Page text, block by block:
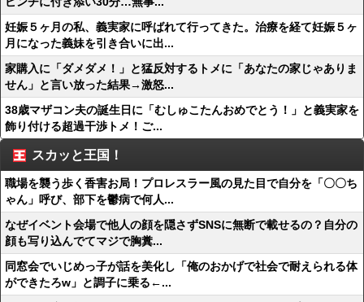
妊娠５ヶ月の私、義実家に呼ばれて行ってきた。治療を経て妊娠５ヶ
月になった義妹を引き合いに出...
家購入に「ダメダメ！」と猛反対するトメに「あなたの家じゃありま
せん」と言い放った結果→激怒...
38歳マザコン夫の誕生日に「むしゅこたんおめでとう！」と義実家を
飾り付ける超過干渉トメ！ご...
スカッと王国！
職場を襲う歩く香害お局！プロレスラー風の見た目で自分を「〇〇ち
ゃん」呼び、部下を鬱病で何人...
なぜイベント会場で他人の顔を隠さずSNSに無断で載せるの？自分の
顔も写り込んでてマジで胸糞...
同窓会でいじめっ子が話を美化し「俺のおかげで社会で耐えられる体
ができたろw」と調子に乗る←...